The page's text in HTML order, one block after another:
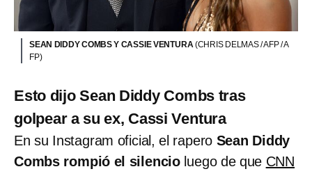
SEAN DIDDY COMBS Y CASSIE VENTURA(CHRIS DELMAS / AFP / A
FP)
Esto dijo Sean Diddy Combs tras
golpear a su ex, Cassi Ventura
En su Instagram oficial, el rapero Sean Diddy
Combs rompió el silencio luego de que CNN